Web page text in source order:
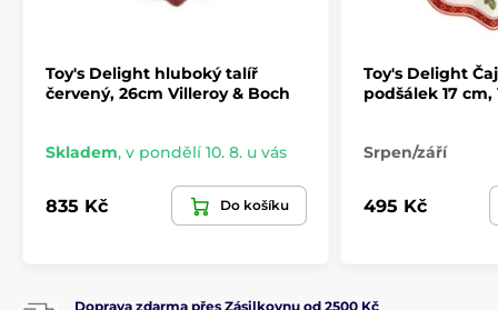
Produkt je zařazen v kategoriích
Toy's Delight hluboký talíř
červený, 26cm Villeroy & Boch
Skladem, v pondělí 10. 8. u vás
835 Kč Do košíku
Toy's Delight
podšálek 17
Srpen/září
495 Kč
Doprava zdarma přes Zásilkovnu od 2500 Kč